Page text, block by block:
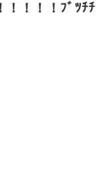
！！！！ﾌﾞﾂﾁﾁ